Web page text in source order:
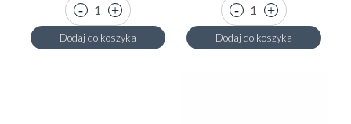
Dodaj do koszyka Dodaj do koszyka